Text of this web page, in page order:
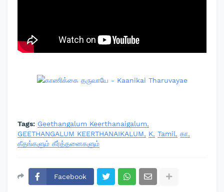
Tags: Geethangalum Keerthanaigalum
GEETHANGALUM KEERTHANAIKALUM
K Tamil
கா
கீதங்களும் கீர்த்தனைகளும்
Facebook